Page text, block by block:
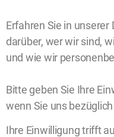
Erfahren Sie in
darüber, wer wir sind,
und wie wir
Bitte geben Sie Ihre
wenn Sie uns
Ihre Einwilligung trifft